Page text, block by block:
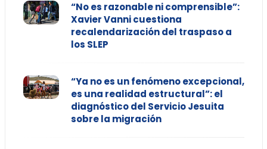
“No es razonable ni comprensible”:
Xavier Vanni cuestiona
recalendarización del traspaso a
los SLEP
“Ya no es un fenómeno excepcional,
es una realidad estructural”: el
diagnóstico del Servicio Jesuita
sobre la migración